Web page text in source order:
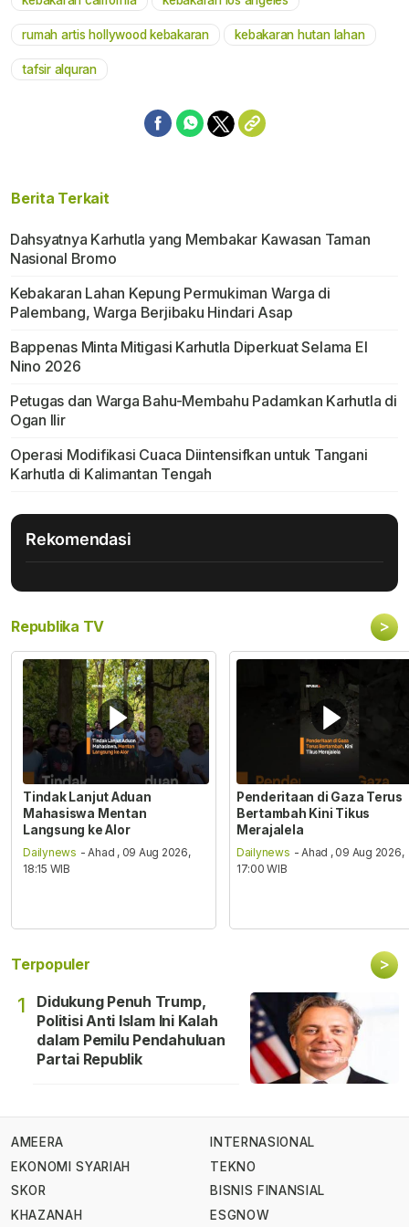
rumah artis hollywood kebakaran kebakaran hutan lahan
tafsir alquran
Berita Terkait
Dahsyatnya Karhutla yang Membakar Kawasan Taman
Nasional Bromo
Kebakaran Lahan Kepung Permukiman Warga di
Palembang, Warga Berjibaku Hindari Asap
Bappenas Minta Mitigasi Karhutla Diperkuat Selama El
Nino 2026
Petugas dan Warga Bahu-Membahu Padamkan Karhutla di
Ogan Ilir
Operasi Modifikasi Cuaca Diintensifkan untuk Tangani
Karhutla di Kalimantan Tengah
Rekomendasi
Republika TV >
Tindak Lanjut Aduan
Mahasiswa Mentan
Langsung ke Alor
Dailynews - Ahad , 09 Aug 2026,
18:15 WIB
Penderitaan di Gaza Terus
Bertambah Kini Tikus
Merajalela
Dailynews - Ahad , 09 Aug 2026,
17:00 WIB
Terpopuler >
1
Didukung Penuh Trump,
Politisi Anti Islam Ini Kalah
dalam Pemilu Pendahuluan
Partai Republik
AMEERA
EKONOMI SYARIAH
SKOR
KHAZANAH
INTERNASIONAL
TEKNO
BISNIS FINANSIAL
ESGNOW